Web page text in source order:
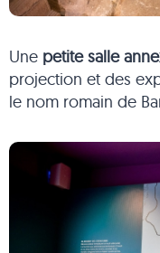
Une petite salle
projection et des
le nom romain de